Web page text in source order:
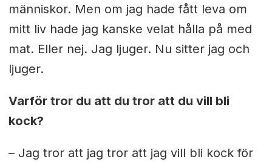
människor. Men om jag hade fått leva om
mitt liv hade jag kanske velat hålla på med
mat. Eller nej. Jag ljuger. Nu sitter jag och
ljuger.
Varför tror du att du tror att du vill bli
kock?
– Jag tror att jag tror att jag vill bli kock för